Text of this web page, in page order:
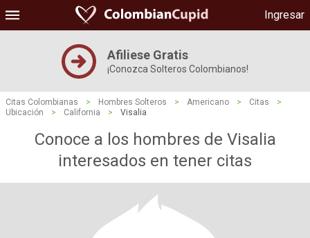
Ingresar
Afiliese Gratis
¡Conozca Solteros Colombianos!
Citas Colombianas > Hombres Solteros > Americano > Citas
>
Ubicación
> California > Visalia
Conoce a los hombres de Visalia
interesados ​​en tener citas